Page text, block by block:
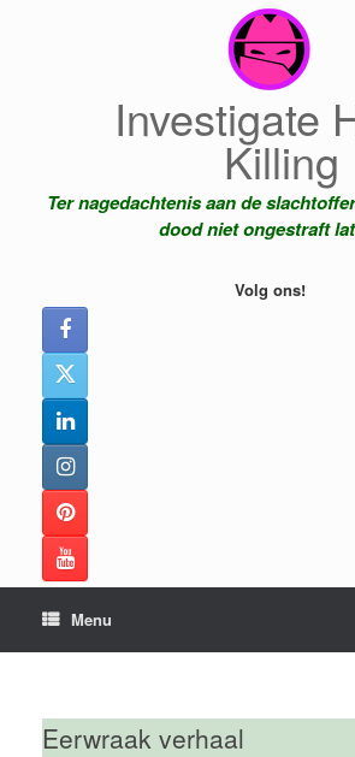
Investigate
Killing
Ter nagedachtenis aan de
dood niet ongestraft
Volg ons!
Menu
Eerwraak verhaal